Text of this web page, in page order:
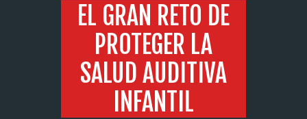
EL GRAN RETO DE
PROTEGER LA
SALUD AUDITIVA
INFANTIL